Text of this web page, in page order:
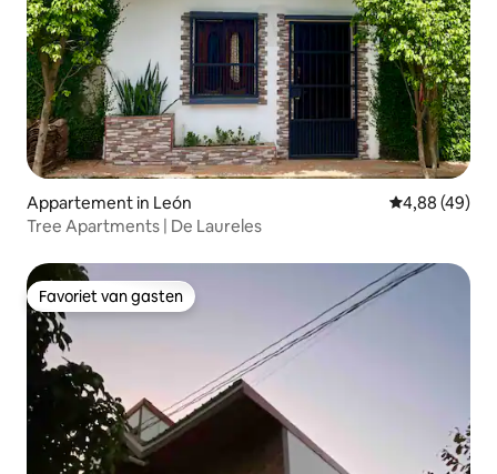
Appartement in León Gemiddelde
4,88 (49)
Tree Apartments | De Laureles
Favoriet van gasten
Favoriet van gasten